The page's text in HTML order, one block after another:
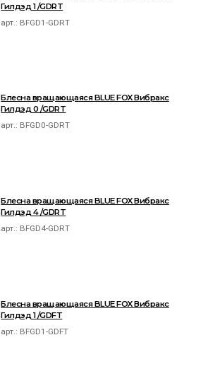
Гилдэд 1 /GDRT
арт.: BFGD1-GDRT
Блесна вращающаяся BLUE FOX Вибракс
Гилдэд 0 /GDRT
арт.: BFGD0-GDRT
Блесна вращающаяся BLUE FOX Вибракс
Гилдэд 4 /GDRT
арт.: BFGD4-GDRT
Блесна вращающаяся BLUE FOX Вибракс
Гилдэд 1 /GDFT
арт.: BFGD1-GDFT